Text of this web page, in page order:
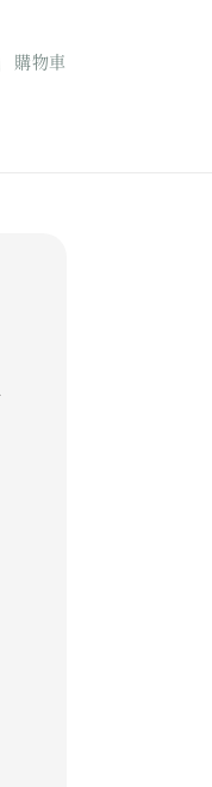
購物車